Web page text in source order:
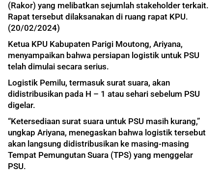
(Rakor) yang melibatkan sejumlah stakeholder terkait.
Rapat tersebut dilaksanakan di ruang rapat KPU.
(20/02/2024)
Ketua KPU Kabupaten Parigi Moutong, Ariyana,
menyampaikan bahwa persiapan logistik untuk PSU
telah dimulai secara serius.
Logistik Pemilu, termasuk surat suara, akan
didistribusikan pada H – 1 atau sehari sebelum PSU
digelar.
“Ketersediaan surat suara untuk PSU masih kurang,”
ungkap Ariyana, menegaskan bahwa logistik tersebut
akan langsung didistribusikan ke masing-masing
Tempat Pemungutan Suara (TPS) yang menggelar
PSU.